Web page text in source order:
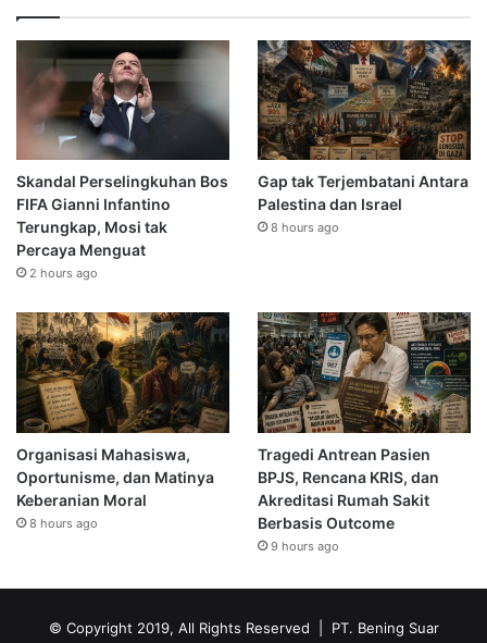
Skandal Perselingkuhan Bos
FIFA Gianni Infantino
Terungkap, Mosi tak
Percaya Menguat
2 hours ago
Gap tak Terjembatani Antara
Palestina dan Israel
8 hours ago
Organisasi Mahasiswa,
Oportunisme, dan Matinya
Keberanian Moral
8 hours ago
Tragedi Antrean Pasien
BPJS, Rencana KRIS, dan
Akreditasi Rumah Sakit
Berbasis Outcome
9 hours ago
© Copyright 2019, All Rights Reserved | PT. Bening Suar